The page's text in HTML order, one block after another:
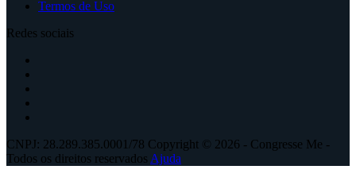
Termos de Uso
Redes sociais
CNPJ: 28.289.385.0001/78 Copyright © 2026 - Congresse Me -
Todos os direitos reservados Ajuda